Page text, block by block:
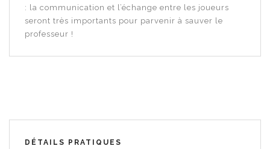
: la communication et l’échange entre les joueurs
seront très importants pour parvenir à sauver le
professeur !
DÉTAILS PRATIQUES